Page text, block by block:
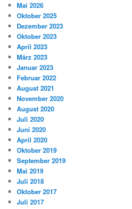
Mai 2026
Oktober 2025
Dezember 2023
Oktober 2023
April 2023
März 2023
Januar 2023
Februar 2022
August 2021
November 2020
August 2020
Juli 2020
Juni 2020
April 2020
Oktober 2019
September 2019
Mai 2019
Juli 2018
Oktober 2017
Juli 2017